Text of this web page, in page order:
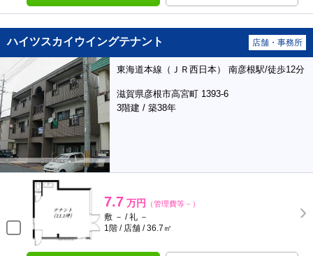
ハイツスカイウイングテナント 店舗・事務所
東海道本線（ＪＲ西日本） 南彦根駅/徒歩12分
滋賀県彦根市高宮町 1393-6
3階建 / 築38年
7.7 万円 （管理費等－）
敷 － / 礼 －
1階 / 店舗 / 36.7㎡